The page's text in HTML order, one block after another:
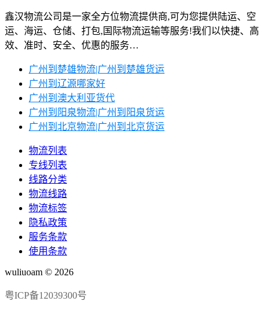
鑫汉物流公司是一家全方位物流提供商,可为您提供陆运、空
运、海运、仓储、打包,国际物流运输等服务!我们以快捷、高
效、准时、安全、优惠的服务…
广州到楚雄物流|广州到楚雄货运
广州到辽源哪家好
广州到澳大利亚货代
广州到阳泉物流|广州到阳泉货运
广州到北京物流|广州到北京货运
物流列表
专线列表
线路分类
物流线路
物流标签
隐私政策
服务条款
使用条款
wuliuoam © 2026
粤ICP备12039300号